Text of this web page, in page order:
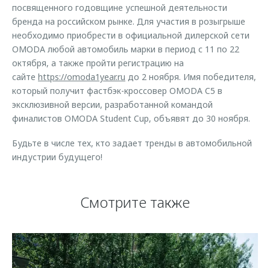
посвященного годовщине успешной деятельности
бренда на российском рынке. Для участия в розыгрыше
необходимо приобрести в официальной дилерской сети
OMODA любой автомобиль марки в период с 11 по 22
октября, а также пройти регистрацию на
сайте https://omoda1year.ru до 2 ноября. Имя победителя,
который получит фастбэк-кроссовер OMODA C5 в
эксклюзивной версии, разработанной командой
финалистов OMODA Student Cup, объявят до 30 ноября.
Будьте в числе тех, кто задает тренды в автомобильной
индустрии будущего!
Смотрите также